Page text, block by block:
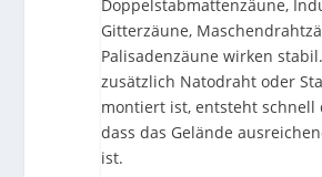
Doppelstabmattenzäune,
Gitterzäune,
Palisadenzäune wirken
zusätzlich Natodraht oder
montiert ist, entsteht schnell
dass das Gelände
ist.